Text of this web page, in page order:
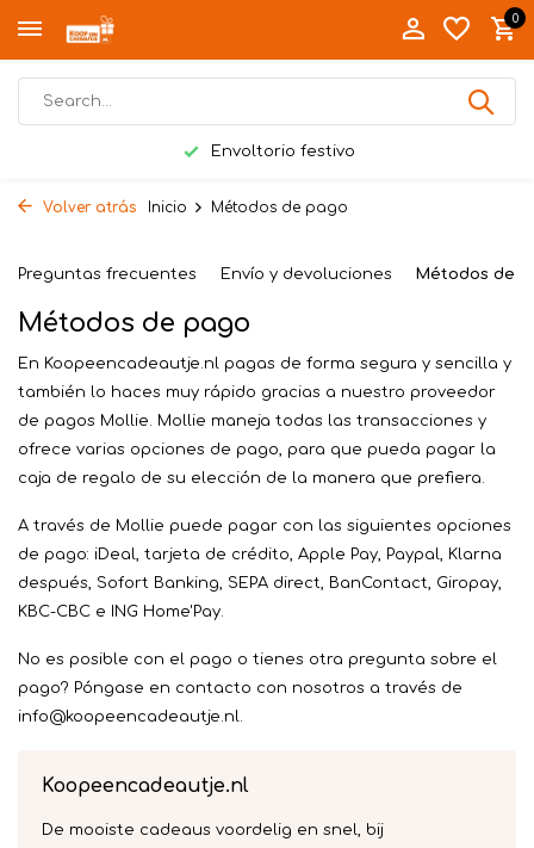
0
Envoltorio festivo
Volver atrás Inicio Métodos de pago
Preguntas frecuentes Envío y devoluciones Métodos de
Métodos de pago
En Koopeencadeautje.nl pagas de forma segura y sencilla y
también lo haces muy rápido gracias a nuestro proveedor
de pagos Mollie. Mollie maneja todas las transacciones y
ofrece varias opciones de pago, para que pueda pagar la
caja de regalo de su elección de la manera que prefiera.
A través de Mollie puede pagar con las siguientes opciones
de pago: iDeal, tarjeta de crédito, Apple Pay, Paypal, Klarna
después, Sofort Banking, SEPA direct, BanContact, Giropay,
KBC-CBC e ING Home'Pay.
No es posible con el pago o tienes otra pregunta sobre el
pago? Póngase en contacto con nosotros a través de
info@koopeencadeautje.nl.
Koopeencadeautje.nl
De mooiste cadeaus voordelig en snel, bij